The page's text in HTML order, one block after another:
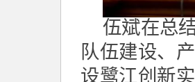
伍斌在总
队伍建设、
设鹭江创新